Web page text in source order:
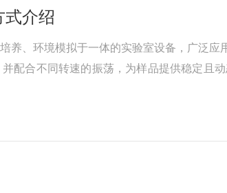
式介绍
养、环境模拟于一体的实验室设备，广泛
配合不同转速的振荡，为样品提供稳定且